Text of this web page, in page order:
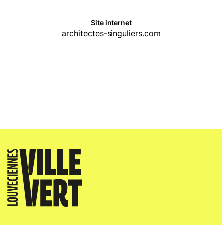
Site internet
architectes-singuliers.com